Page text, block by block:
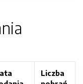
Liczba